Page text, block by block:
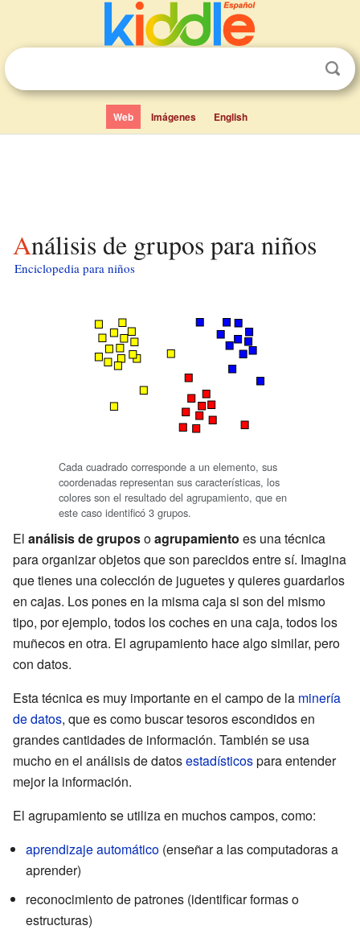
Web Imágenes English
Análisis de grupos para niños
Enciclopedia para niños
Cada cuadrado corresponde a un elemento, sus
coordenadas representan sus características, los
colores son el resultado del agrupamiento, que en
este caso identificó 3 grupos.
El análisis de gruposoagrupamiento es una técnica
para organizar objetos que son parecidos entre sí. Imagina
que tienes una colección de juguetes y quieres guardarlos
en cajas. Los pones en la misma caja si son del mismo
tipo, por ejemplo, todos los coches en una caja, todos los
muñecos en otra. El agrupamiento hace algo similar, pero
con datos.
Esta técnica es muy importante en el campo de la minería
de datos, que es como buscar tesoros escondidos en
grandes cantidades de información. También se usa
mucho en el análisis de datosestadísticospara entender
mejor la información.
El agrupamiento se utiliza en muchos campos, como:
aprendizaje automático (enseñar a las computadoras a
aprender)
reconocimiento de patrones (identificar formas o
estructuras)